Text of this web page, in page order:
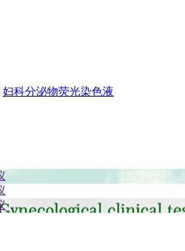
妇科分泌物荧光染色液